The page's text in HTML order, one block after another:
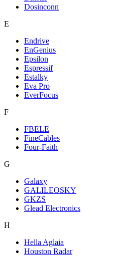
Dosinconn
E
Endrive
EnGenius
Epsilon
Espressif
Estalky
Eva Pro
EverFocus
F
FBELE
FineCables
Four-Faith
G
Galaxy
GALILEOSKY
GKZS
Glead Electronics
H
Hella Aglaia
Houston Radar